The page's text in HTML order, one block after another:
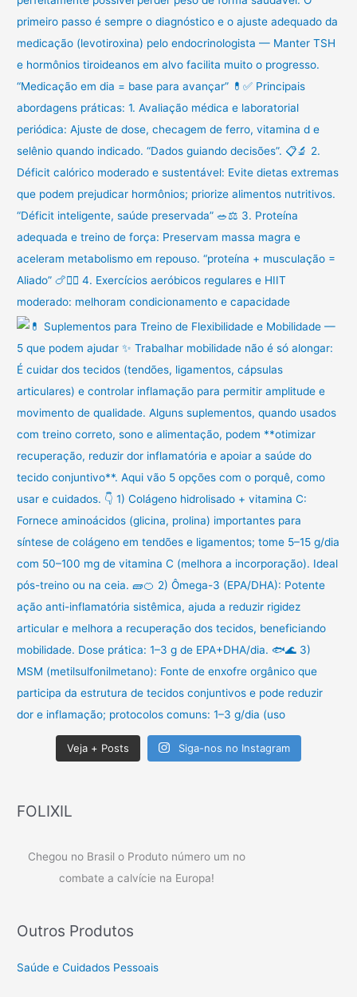
Veja + Posts Siga-nos no Instagram
FOLIXIL
Chegou no Brasil o Produto número um no
combate a calvície na Europa!
Outros Produtos
Saúde e Cuidados Pessoais